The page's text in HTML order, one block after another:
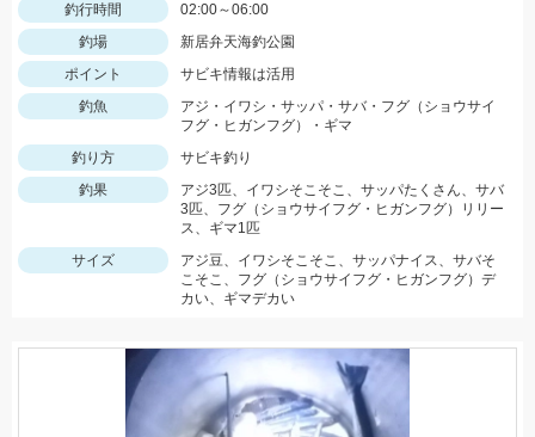
釣行時間
02:00～06:00
釣場
新居弁天海釣公園
ポイント
サビキ情報は活用
釣魚
アジ・イワシ・サッパ・サバ・フグ（ショウサイ
フグ・ヒガンフグ）・ギマ
釣り方
サビキ釣り
釣果
アジ3匹、イワシそこそこ、サッパたくさん、サバ
3匹、フグ（ショウサイフグ・ヒガンフグ）リリー
ス、ギマ1匹
サイズ
アジ豆、イワシそこそこ、サッパナイス、サバそ
こそこ、フグ（ショウサイフグ・ヒガンフグ）デ
カい、ギマデカい